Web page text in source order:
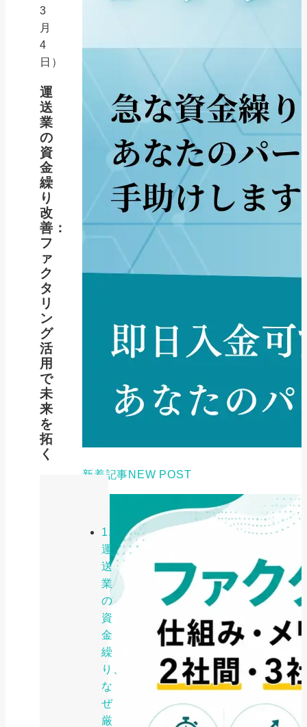
3
月
4
日）
運
送
業
の
資
金
繰
り
改
善：
フ
ァ
ク
タ
リ
ン
グ
活
用
で
未
来
を
拓
く
1.
運
送
業
の
資
金
繰
り、
な
ぜ
厳
新着記事NEW POST